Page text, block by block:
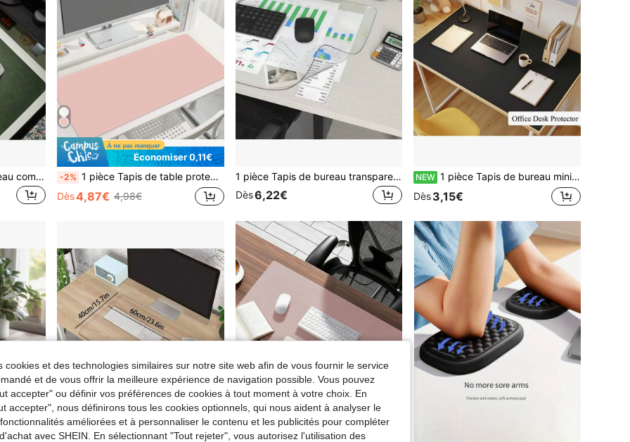
Grand set de tapis de bureau comprenant un tapis de souris, un plateau pour clavier et un support pour les poignets, convenant pour ordinateur portable, clavier mécanique et ordinateur portable
Économiser 0,11€
-2% 1 pièce Tapis de table protecteur pour les yeux, tapis de bureau, grand tapis de souris, sous-main antidérapant en PU, bureau pour ordinateur portable, bureau pour nail art et maquillage, tapis de table à café, tapis de coiffeuse, nappe extra-large, bloc-notes imperméable pour bureau et maison, imperméable
Dès4,87€ 4,98€
1 pièce Tapis de bureau transparent, tapis de protection de bureau en PVC résistant à la chaleur et imperméable, avec bords arrondis durables, tapis anti-statique pour écrire, set de table anti-salissure pour table à manger
Dès6,22€
NEW 1 pièce Tapis de bureau minimaliste en cuir PU de couleur unie, imperméable et antidérapant, tapis de souris, tapis de bureau imperméable résistant à l'huile et à l'usure pour étudiant et écriture sur ordinateur
Dès3,15€
cookies et des technologies similaires sur notre site web afin de vous fournir le service
et de vous offrir la meilleure expérience de navigation possible. Vous pouvez
accepter" ou définir vos préférences de cookies à tout moment à votre choix. En
accepter", nous définirons tous les cookies optionnels, qui nous aident à analyser le
améliorées et à personnaliser le contenu et les publicités pour compléter
avec SHEIN. En sélectionnant "Tout rejeter", vous autorisez l'utilisation des